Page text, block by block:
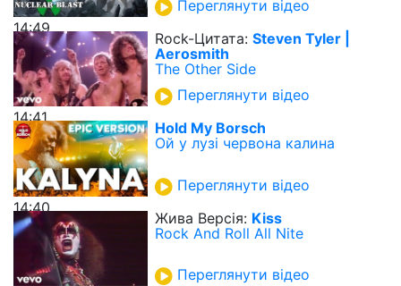
14:49
Переглянути відео
14:41
Rock-Цитата: Steven Tyler |
Aerosmith
The Other Side
Переглянути відео
14:40
Hold My Borsch
Ой у лузі червона калина
Переглянути відео
Жива Версія: Kiss
Rock And Roll All Nite
Переглянути відео